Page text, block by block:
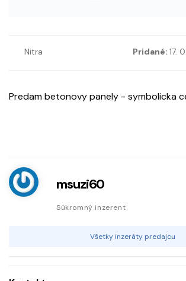
Nitra Pridané: 17.
Predam betonovy panely - symbolicka
msuzi60
Súkromný inzerent
Všetky inzeráty predajcu